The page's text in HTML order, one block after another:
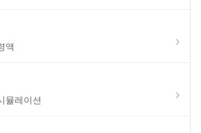
액 ›
뮬레이션 ›